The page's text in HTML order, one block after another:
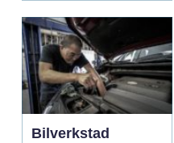
Bilverkstad